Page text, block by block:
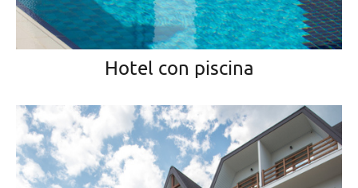
Hotel con piscina